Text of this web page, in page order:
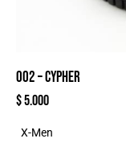
002 – CYPHER
$5.000
X-Men